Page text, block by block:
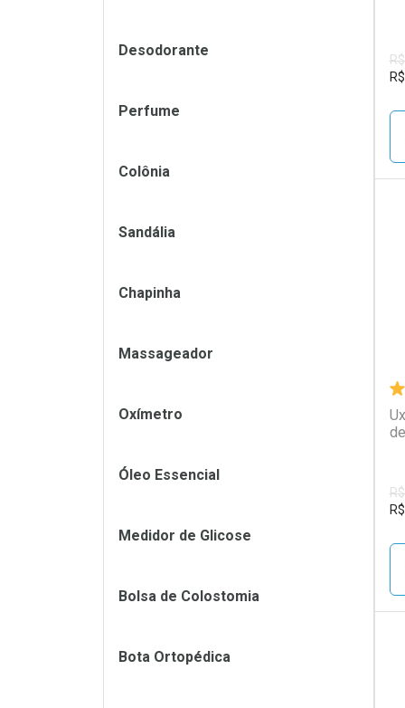
R$
R$
Desodorante
Perfume
Colônia
Sandália
Chapinha
Massageador
Oxímetro
Óleo Essencial
Medidor de Glicose
Bolsa de Colostomia
Bota Ortopédica